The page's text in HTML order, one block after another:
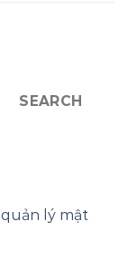
SEARCH
lý mật